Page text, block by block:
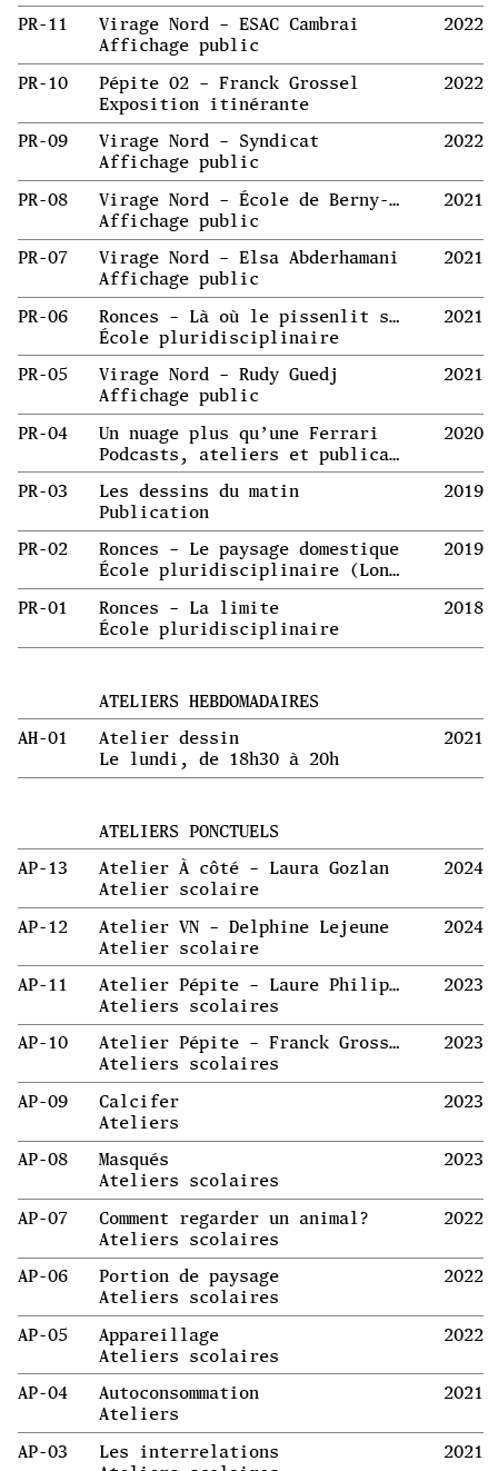
PR-11
2022
Virage Nord – ESAC Cambrai
Affichage public
PR-10
2022
Pépite 02 – Franck Grossel
Exposition itinérante
PR-09
2022
Virage Nord – Syndicat
Affichage public
PR-08
2021
Virage Nord – École de Berny-Rivière
Affichage public
PR-07
2021
Virage Nord – Elsa Abderhamani
Affichage public
PR-06
2021
Ronces – Là où le pissenlit s’enracine
École pluridisciplinaire
PR-05
2021
Virage Nord – Rudy Guedj
Affichage public
PR-04
2020
Un nuage plus qu’une Ferrari
Podcasts, ateliers et publication
PR-03
2019
Les dessins du matin
Publication
PR-02
2019
Ronces – Le paysage domestique
École pluridisciplinaire (Londres)
PR-01
2018
Ronces – La limite
École pluridisciplinaire
ATELIERS HEBDOMADAIRES
AH-01
2021
Atelier dessin
Le lundi, de 18h30 à 20h
ATELIERS PONCTUELS
AP-13
2024
Atelier À côté – Laura Gozlan
Atelier scolaire
AP-12
2024
Atelier VN – Delphine Lejeune
Atelier scolaire
AP-11
2023
Atelier Pépite – Laure Philippe
Ateliers scolaires
AP-10
2023
Atelier Pépite – Franck Grossel
Ateliers scolaires
AP-09
2023
Calcifer
Ateliers
AP-08
2023
Masqués
Ateliers scolaires
AP-07
2022
Comment regarder un animal?
Ateliers scolaires
AP-06
2022
Portion de paysage
Ateliers scolaires
AP-05
2022
Appareillage
Ateliers scolaires
AP-04
2021
Autoconsommation
Ateliers
AP-03
2021
Les interrelations